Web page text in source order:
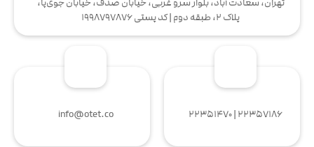
تهران، سعادت آباد، بلوار سرو غربی، خیابان صدف، خیابان جوی‌پا،
پلاک 2، طبقه دوم | کد پستی 1998797876
۲۲۳۵۷۱۸۶ | ۲۲۳۵۱۴۷۰ info@otet.co